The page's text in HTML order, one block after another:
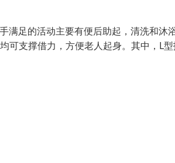
满足的活动主要有便后助起，清洗和沐
可支撑借力，方便老人起身。其中，L